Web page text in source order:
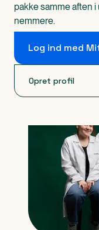
pakke samme aften
nemmere.
Log ind med
Opret profil